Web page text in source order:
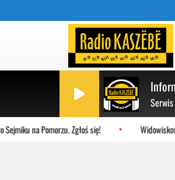
Serwis
na Pomorzu. Zgłoś się! Widowiskowe